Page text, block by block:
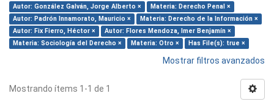
Autor: González Galván, Jorge Alberto ×
Materia: Derecho Penal ×
Autor: Padrón Innamorato, Mauricio ×
Materia: Derecho de la Información ×
Autor: Fix Fierro, Héctor ×
Autor: Flores Mendoza, Imer Benjamín ×
Materia: Sociología del Derecho ×
Materia: Otro × Has File(s): true ×
Mostrar filtros avanzados
Mostrando ítems 1-1 de 1